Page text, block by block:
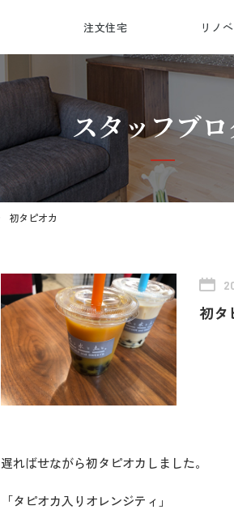
注文住宅 リノ
スタッフブ
初タピオカ
初タ
遅ればせながら初タピオカしました。
「タピオカ入りオレンジティ」